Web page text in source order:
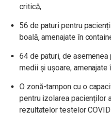
critică,
56 de paturi pentru
boală, amenajate în
64 de paturi, de
medii și ușoare, amenajate
O zonă-tampon cu o
pentru izolarea pacienților
rezultatelor testelor